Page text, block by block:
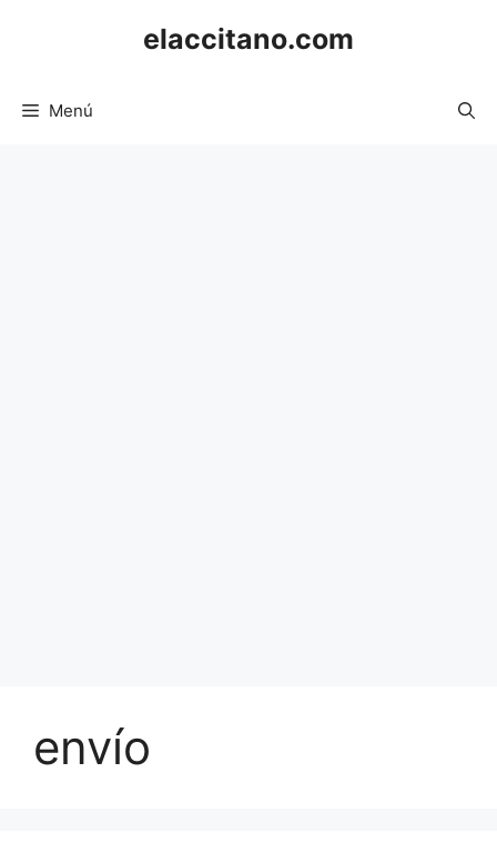
elaccitano.com
Menú
envío